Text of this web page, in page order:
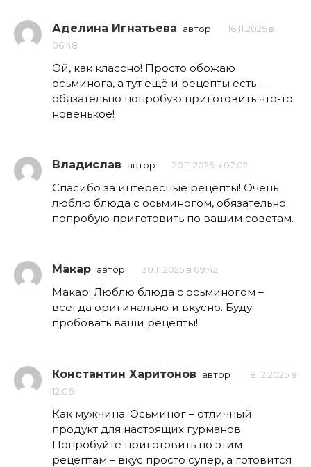
Аделина Игнатьева автор
16.11.2025 в
06:48
Ой, как классно! Просто обожаю
осьминога, а тут ещё и рецепты есть —
обязательно попробую приготовить что-то
новенькое!
Владислав автор 20.11.2025 в 07:02
Спасибо за интересные рецепты! Очень
люблю блюда с осьминогом, обязательно
попробую приготовить по вашим советам.
Макар автор 30.11.2025 в 09:42
Макар: Люблю блюда с осьминогом –
всегда оригинально и вкусно. Буду
пробовать ваши рецепты!
Константин Харитонов автор
18.12.2025 в
12:06
Как мужчина: Осьминог – отличный
продукт для настоящих гурманов.
Попробуйте приготовить по этим
рецептам – вкус просто супер, а готовится